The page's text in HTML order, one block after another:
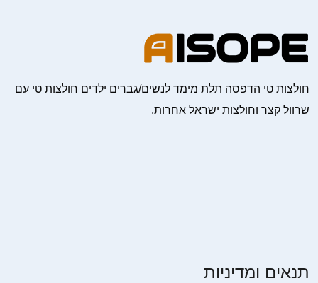
חולצות טי הדפסה תלת מימד לנשים/גברים ילדים חולצות טי עם
שרוול קצר וחולצות ישראל אחרות.
תנאים ומדיניות